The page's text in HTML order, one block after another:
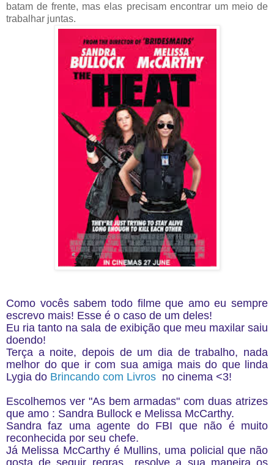
batam de frente, mas elas precisam encontrar um meio de
trabalhar juntas.
Como vocês sabem todo filme que amo eu sempre
escrevo mais! Esse é o caso de um deles!
Eu ria tanto na sala de exibição que meu maxilar saiu
doendo!
Terça a noite, depois de um dia de trabalho, nada
melhor do que ir com sua amiga mais do que linda
Lygia do Brincando com Livros no cinema <3!
Escolhemos ver "As bem armadas" com duas atrizes
que amo : Sandra Bullock e Melissa McCarthy.
Sandra faz uma agente do FBI que não é muito
reconhecida por seu chefe.
Já Melissa McCarthy é Mullins, uma policial que não
gosta de seguir regras resolve a sua maneira os